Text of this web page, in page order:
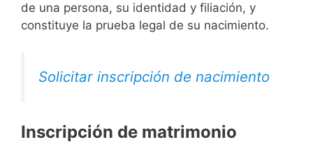
de una persona, su identidad y filiación, y
constituye la prueba legal de su nacimiento.
Solicitar inscripción de nacimiento
Inscripción de matrimonio